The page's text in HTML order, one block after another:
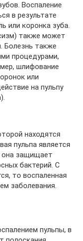
Воспаление
в результате
или коронка зуба.
также может
Болезнь также
процедурами,
шлифование
или
на пульпу
находятся
пульпа является
защищает
бактерий. С
то воспаленная
заболевания.
пульпы, в